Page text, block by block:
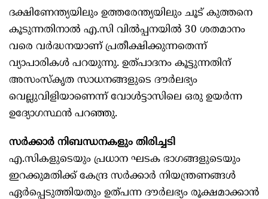
ദക്ഷിണേന്ത്യയിലും ഉത്തരേന്ത്യയിലും ചൂട് കുത്തനെ
കൂടുന്നതിനാല്‍ എ.സി വില്‍പ്പനയില്‍ 30 ശതമാനം
വരെ വർദ്ധനയാണ് പ്രതീക്ഷിക്കുന്നതെന്ന്
വ്യാപാരികള്‍ പറയുന്നു. ഉത്പാദനം കൂട്ടുന്നതിന്
അസംസ്‌കൃത സാധനങ്ങളുടെ ദൗർലഭ്യം
വെല്ലുവിളിയാണെന്ന് വോള്‍ട്ടാസിലെ ഒരു ഉയർന്ന
ഉദ്യോഗസ്ഥൻ പറഞ്ഞു.
സർക്കാർ നിബന്ധനകളും തിരിച്ചടി
എ.സികളുടെയും പ്രധാന ഘടക ഭാഗങ്ങളുടെയും
ഇറക്കുമതിക്ക് കേന്ദ്ര സർക്കാർ നിയന്ത്രണങ്ങള്‍
ഏർപ്പെടുത്തിയതും ഉത്പന്ന ദൗർലഭ്യം രൂക്ഷമാക്കാൻ